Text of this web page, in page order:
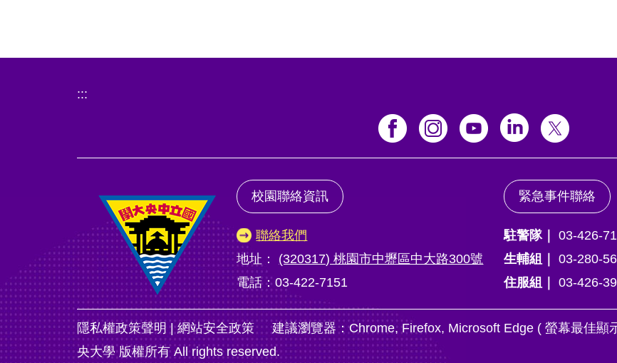
:::
校園聯絡資訊
聯絡我們
地址： (320317) 桃園市中壢區中大路300號
電話：03-422-7151
緊急事件聯絡
駐警隊｜
03-426-
生輔組｜
03-280-
住服組｜
03-426-
隱私權政策聲明 |網站安全政策建議瀏覽器：Chrome, Firefox, Microsoft Edge ( 螢幕最佳顯
央大學 版權所有 All rights reserved.